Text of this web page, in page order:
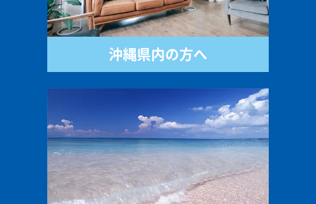
沖縄県内の方へ